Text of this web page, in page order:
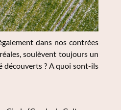
dans nos contrées
soulèvent toujours un
découverts ? A quoi sont-ils